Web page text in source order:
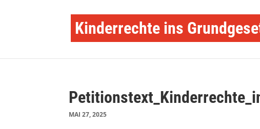
Kinderrechte ins
MAI 27, 2025